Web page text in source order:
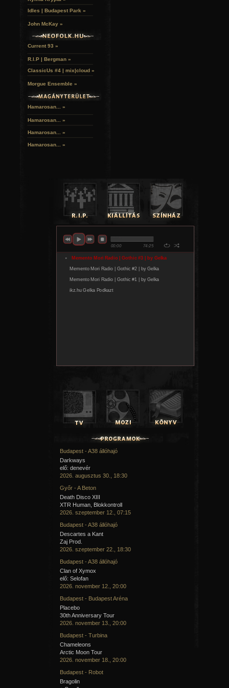
Idles | Budapest Park »
John McKay »
Current 93 »
R.I.P | Bergman »
ClassicUs #4 | mix|cloud »
Morgue Ensemble »
Hamarosan... »
Hamarosan... »
Hamarosan... »
Hamarosan... »
Budapest - A38 állóhajó
Darkways
elő: denevér
2026. augusztus 30., 18:30
Győr - A Beton
Death Disco XIII
XTR Human, Blokkontroll
2026. szeptember 12., 07:15
Budapest - A38 állóhajó
Descartes a Kant
Zaj Prod.
2026. szeptember 22., 18:30
Budapest - A38 állóhajó
Clan of Xymox
elő: Selofan
2026. november 12., 20:00
Budapest - Budapest Aréna
Placebo
30th Anniversary Tour
2026. november 13., 20:00
Budapest - Turbina
Chameleons
Arctic Moon Tour
2026. november 18., 20:00
Budapest - Robot
Bragolin